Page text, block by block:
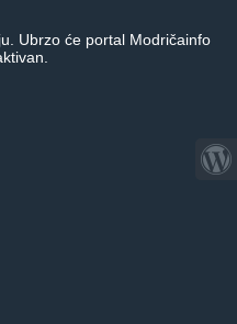
Ubrzo će portal Modričainfo